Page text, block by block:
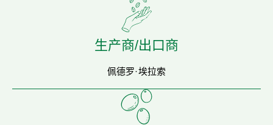
生产商/出口商
佩德罗·埃拉索